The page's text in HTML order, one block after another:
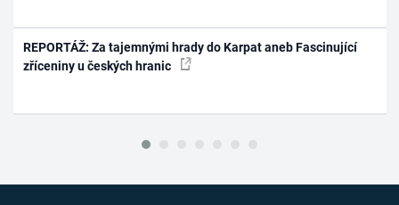
REPORTÁŽ: Za tajemnými hrady do Karpat aneb Fascinující
zříceniny u českých hranic